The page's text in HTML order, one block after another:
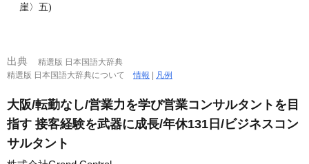
崖〉五)
出典
精選版 日本国語大辞典
精選版 日本国語大辞典について情報 | 凡例
大阪/転勤なし/営業力を学び営業コンサルタントを目
指す 接客経験を武器に成長/年休131日/ビジネスコン
サルタント